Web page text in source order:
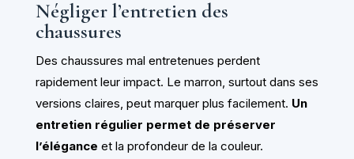
Négliger l’entretien des
chaussures
Des chaussures mal entretenues perdent
rapidement leur impact. Le marron, surtout dans ses
versions claires, peut marquer plus facilement. Un
entretien régulier permet de préserver
l’élégance et la profondeur de la couleur.